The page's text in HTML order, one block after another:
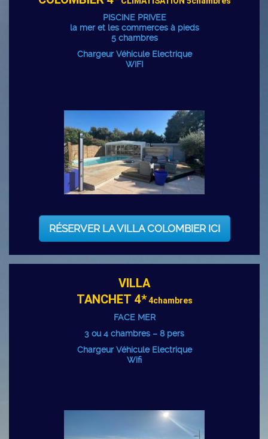
PISCINE PRIVEE
la mer et les commerces à pieds
5 chambres
Chargeur Véhicule Electrique
WIFI
RÉSERVER LA VILLA COLOMBIER ICI
VILLA
TANCHET 4*4chambres
FACE MER
3 ou 4 chambres – 8 pers
Chargeur Véhicule Electrique
Wifi